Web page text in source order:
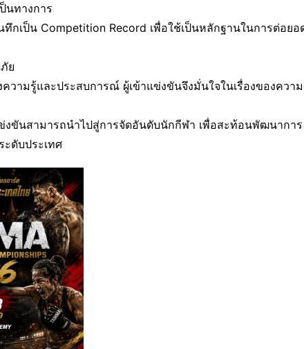
นทางการ
กเป็น Competition Record เพื่อใช้เป็นหลักฐานในการต่อยอ
ย
วามรู้และประสบการณ์ ผู้เข้าแข่งขันจึงมั่นใจในเรื่องของควา
งขันสามารถนำไปสู่การจัดอันดับนักกีฬา เพื่อสะท้อนพัฒนากา
ดับประเทศ